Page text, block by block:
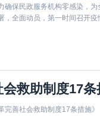
保民政服务机构零感染，
全面动员，第一时间召开
救助制度17条
善社会救助制度17条措施